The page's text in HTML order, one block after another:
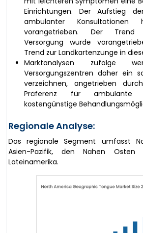
Einrichtungen. Der Aufstieg
ambulanter
vorangetrieben. Der
Versorgung wurde
Trend zur Landkartenzunge in
Marktanalysen zufolge
Versorgungszentren daher ein
verzeichnen, angetrieben
Präferenz für ambulante
kostengünstige
Regionale Analyse:
Das regionale Segment umfasst
Asien-Pazifik, den Nahen
Lateinamerika.